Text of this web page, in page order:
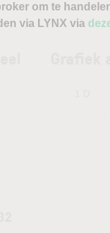
om te
via LYNX via